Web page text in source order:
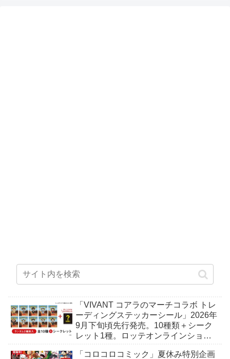
「VIVANT コアラのマーチコラボ トレ
ーディングステッカーシール」2026年
9月下旬頃先行発売。10種類＋シーク
レット1種。ロッテオンラインショッ
「コロコロコミック」夏休み特別企画